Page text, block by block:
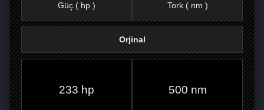
Güç ( hp ) Tork ( nm )
Orjinal
233 hp 500 nm